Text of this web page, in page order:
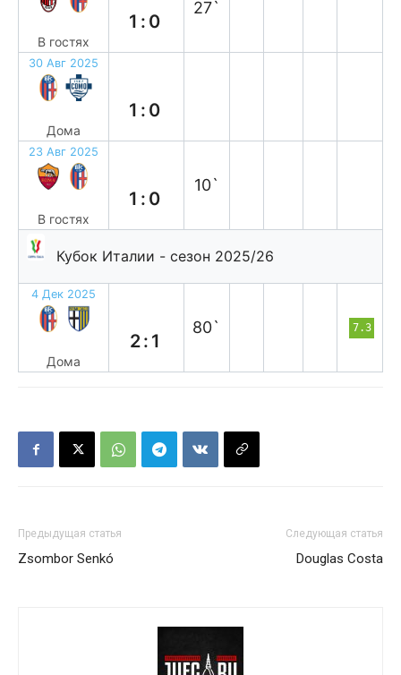
В гостях
1:0
27`
30 Авг 2025
Дома
1:0
23 Авг 2025
В гостях
1:0
10`
Кубок Италии - сезон 2025/26
4 Дек 2025
Дома
2:1
80` 7.3
Предыдущая статья
Zsombor Senkó
Следующая статья
Douglas Costa